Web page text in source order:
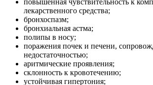
лекарственного средства;
бронхоспазм;
бронхиальная астма;
полипы в носу;
поражения почек и печени,
недостаточностью;
аритмические проявления;
склонность к кровотечению;
устойчивая гипертония;